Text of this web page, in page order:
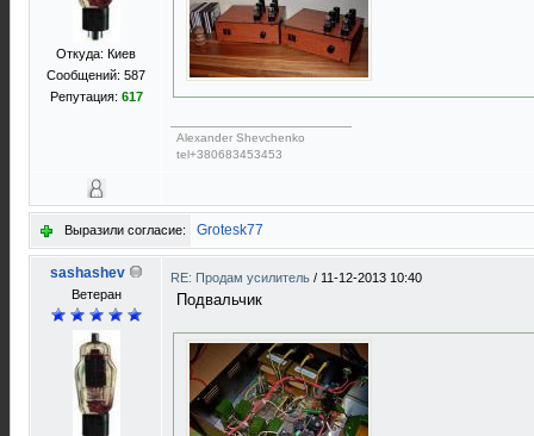
Откуда: Киев
Сообщений: 587
Репутация: 617
Alexander Shevchenko
tel+380683453453
Выразили согласие: Grotesk77
sashashev
Ветеран
RE: Продам усилитель / 11-12-2013 10:40
Подвальчик